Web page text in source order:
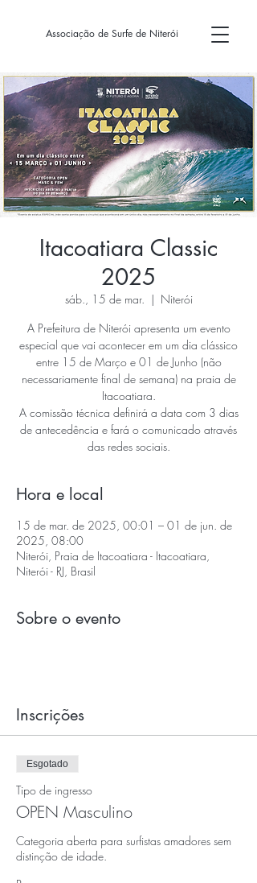
Associação de Surfe de Niterói
Itacoatiara Classic
2025
sáb., 15 de mar.
  |
Niterói
A Prefeitura de Niterói apresenta um evento
especial que vai acontecer em um dia clássico
entre 15 de Março e 01 de Junho (não
necessariamente final de semana) na praia de
Itacoatiara.
A comissão técnica definirá a data com 3 dias
de antecedência e fará o comunicado através
Hora e local
15 de mar. de 2025, 00:01 – 01 de jun. de
2025, 08:00
Niterói, Praia de Itacoatiara - Itacoatiara,
Niterói - RJ, Brasil
Sobre o evento
Inscrições
Esgotado
Tipo de ingresso
OPEN Masculino
Categoria aberta para surfistas amadores sem
distinção de idade.